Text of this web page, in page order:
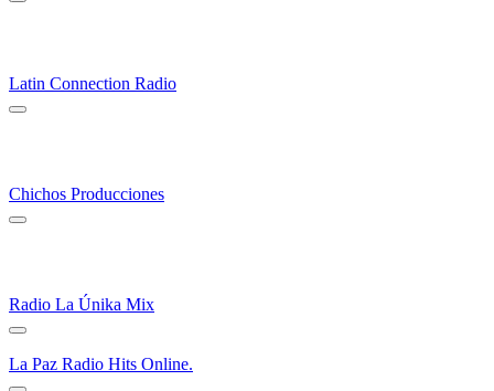
Latin Connection Radio
Chichos Producciones
Radio La Únika Mix
La Paz Radio Hits Online.